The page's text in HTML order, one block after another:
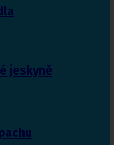
jeskyně